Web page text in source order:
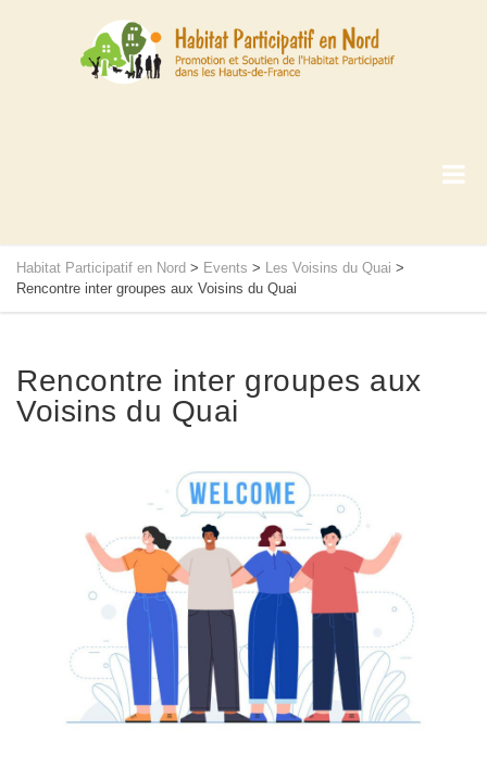
Habitat Participatif en Nord > Events > Les Voisins du Quai >
Rencontre inter groupes aux Voisins du Quai
Rencontre inter groupes aux
Voisins du Quai